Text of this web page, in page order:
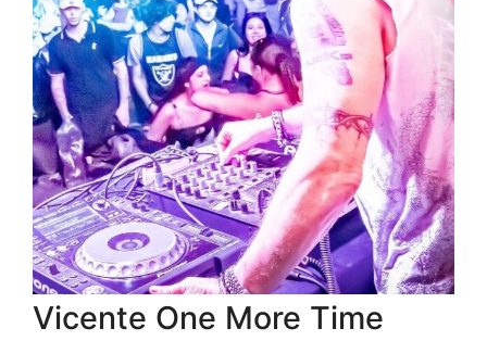
Vicente One More Time